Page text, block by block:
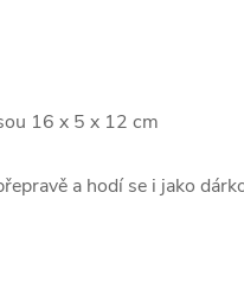
16 x 5 x 12 cm
a hodí se i jako